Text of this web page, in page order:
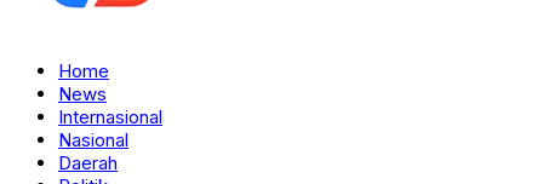
Home
News
Internasional
Nasional
Daerah